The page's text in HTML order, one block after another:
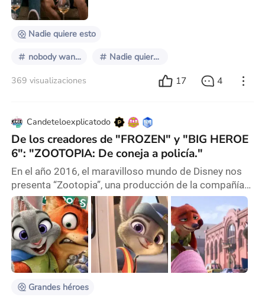
al éxito masivo que tuvo la primera y ese
Nadie quiere esto
nobody wants this Nadie quiere esto
369 visualizaciones 17 4
Candeteloexplicatodo
De los creadores de "FROZEN" y "BIG HEROE
6": "ZOOTOPIA: De coneja a policía."
En el año 2016, el maravilloso mundo de Disney nos
presenta “Zootopia”, una producción de la compañía
Walt Disney Animation Studios, y dirigida por Byron
Howard y Rich Moore. “Un mundo donde las presas
temían a los depredadores”, así es como comienza
esta comedia de aventuras protagonizada por una
simple conejita llamada Judy Hopps, que decide
romper con los estándares sociales, llevando a cabo
Grandes héroes